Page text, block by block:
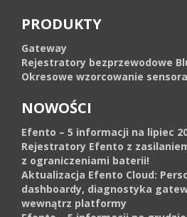
PRODUKTY
Gateway
Rejestratory bezprzewodowe
Okresowe wzorcowanie sensora
NOWOŚCI
Efento – 5 informacji na lipiec
Rejestratory Efento z
z ograniczeniami baterii!
Aktualizacja Efento Cloud:
dashboardy, diagnostyka
wewnątrz platformy